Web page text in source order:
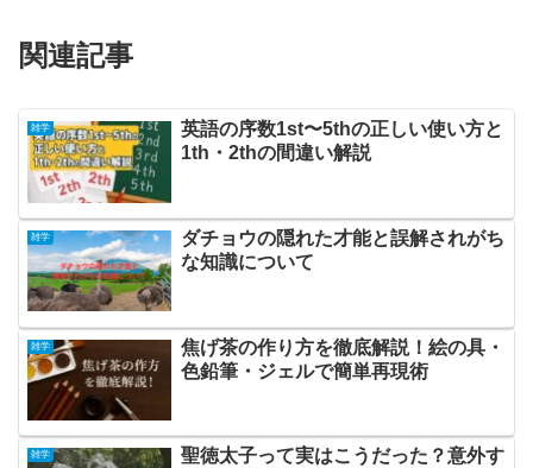
関連記事
雑学
英語の序数1st〜5thの正しい使い方と
1th・2thの間違い解説
雑学
ダチョウの隠れた才能と誤解されがち
な知識について
雑学
焦げ茶の作り方を徹底解説！絵の具・
色鉛筆・ジェルで簡単再現術
雑学
聖徳太子って実はこうだった？意外す